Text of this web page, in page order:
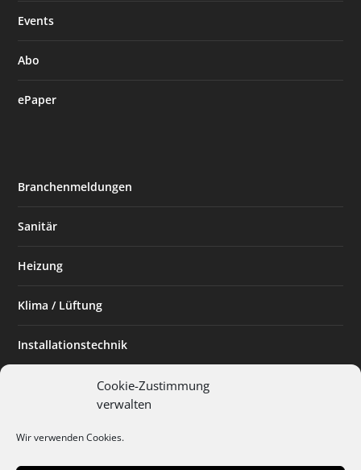
Cookie-Zustimmung
verwalten
Wir verwenden Cookies.
Events
Abo
ePaper
Branchenmeldungen
Sanitär
Heizung
Klima / Lüftung
Installationstechnik
Planen & Bauen
Installateur des Monats